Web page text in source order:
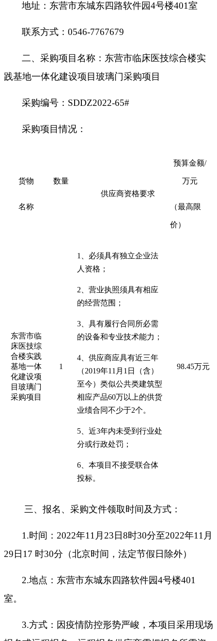
地址：东营市东城东四路软件园4号楼401室
联系方式： 0546-7767679
二、 采购项目名称： 东营市临床医技综合楼实
践基地一体化建设项目玻璃门采购项目
采购编号： SDDZ2022-65#
采购项目情况：
货物
名称
数量
供应商资格要求
预算金额/
万元
（最高限
价）
东营市临
床医技综
合楼实践
基地一体
化建设项
目玻璃门
采购项目
1
1、必须具有独立企业法
人资格 ；
2、营业执照须具有相应
的经营范围；
3、具有履行合同 所必需
的设备和专业技术能力 ；
4、供应商应具有近三年
（2019年11月1日（含）
至今）类似公共类建筑型
相应产品60万以上的供货
业绩合同不少于2个。
5 、近3年内未受到行业处
分或行政处罚；
6 、本项目不接受联合体
投标。
98.45万元
三、报名、采购文件领取时间及方式：
1.时间： 2022年11 月 23 日8时30分至2022年11 月
29日 17 时30分 （北京时间，法定节假日除外）
2.地点：东营市东城东四路软件园4号楼401
室。
3.方式：因疫情防控形势严峻，本项目采用现场